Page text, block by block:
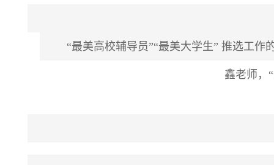
“最美高校辅导员”“最美大学生” 推选工
鑫老师，